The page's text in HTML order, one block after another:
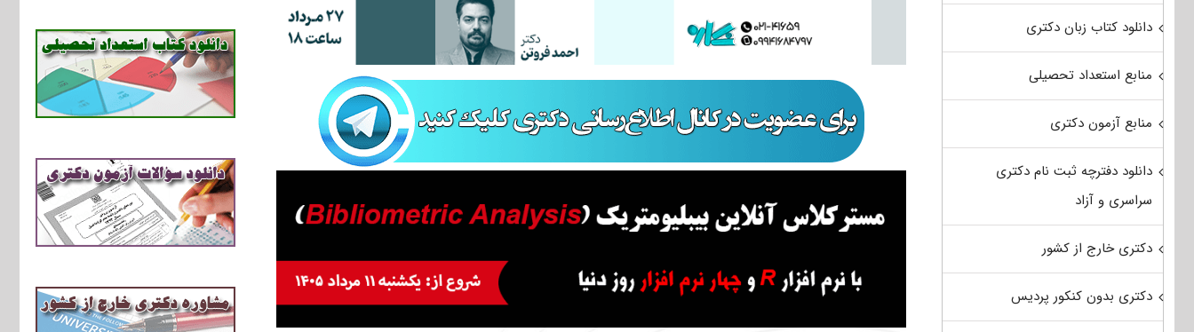
دانلود کتاب زبان دکتری
منابع استعداد تحصیلی
منابع آزمون دکتری
دانلود دفترچه ثبت نام دکتری
سراسری و آزاد
دکتری خارج از کشور
دکتری بدون کنکور پردیس